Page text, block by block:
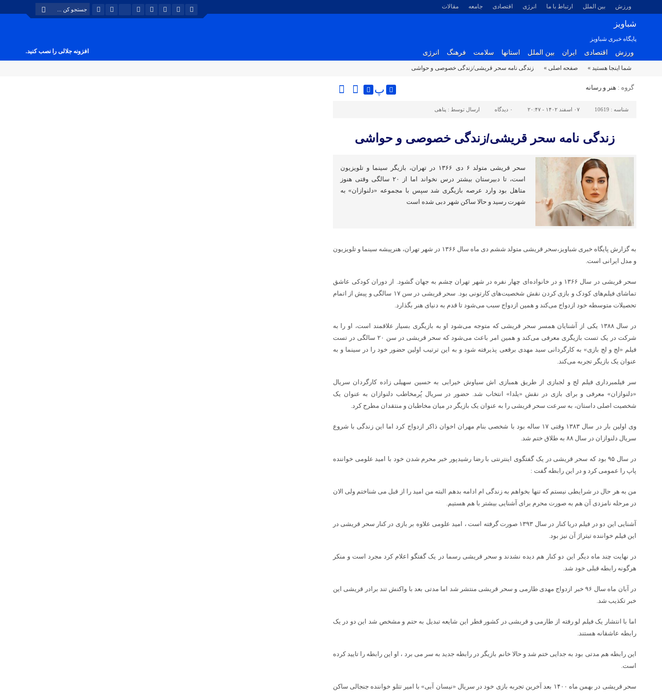
ورزش بین الملل ارتباط با ما انرژی اقتصادی جامعه مقالات
شباویز
پایگاه خبری شباویز
ورزش اقتصادی ایران بین الملل استانها سلامت فرهنگ انرژی افزونه جلالی را نصب کنید.
شما اینجا هستید » صفحه اصلی » زندگی نامه سحر قریشی/زندگی خصوصی و حواشی
گروه : هنر و رسانه پ
شناسه : 10619 ۰۷ اسفند ۱۴۰۲ - ۲۰:۴۷ ۰ دیدگاه ارسال توسط : پناهی
زندگی نامه سحر قریشی/زندگی خصوصی و حواشی
سحر قریشی متولد ۶ دی ۱۳۶۶ در تهران، بازیگر سینما و تلویزیون
است، تا دبیرستان بیشتر درس نخواند اما از ۲۰ سالگی وقتی هنوز
متاهل بود وارد عرصه بازیگری شد سپس با مجموعه «دلنوازان» به
شهرت رسید و حالا ساکن شهر دبی شده است
به گزارش پایگاه خبری شباویز،سحر قریشی متولد ششم دی ماه سال ۱۳۶۶ در شهر تهران، هنرپیشه سینما و تلویزیون
و مدل ایرانی است.
سحر قریشی در سال ۱۳۶۶ و در خانواده‌ای چهار نفره در شهر تهران چشم به جهان گشود. از دوران کودکی عاشق
تماشای فیلم‌های کودک و بازی کردن نقش شخصیت‌های کارتونی بود. سحر قریشی در سن ۱۷ سالگی و پیش از اتمام
تحصیلات متوسطه خود ازدواج می‌کند و همین ازدواج سبب می‌شود تا قدم به دنیای هنر بگذارد.
در سال ۱۳۸۸ یکی از آشنایان همسر سحر قریشی که متوجه می‌شود او به بازیگری بسیار علاقمند است، او را به
شرکت در یک تست بازیگری معرفی می‌کند و همین امر باعث می‌شود که سحر قریشی در سن ۲۰ سالگی در تست
فیلم «لج و لج بازی» به کارگردانی سید مهدی برقعی پذیرفته شود و به این ترتیب اولین حضور خود را در سینما و به
عنوان یک بازیگر تجربه می‌کند.
سر فیلمبرداری فیلم لج و لجبازی از طریق همبازی اش سیاوش خیرابی به حسین سهیلی زاده کارگردان سریال
«دلنوازان» معرفی و برای بازی در نقش «یلدا» انتخاب شد. حضور در سریال پُرمخاطب دلنوازان به عنوان یک
شخصیت اصلی داستان، به سرعت سحر قریشی را به عنوان یک بازیگر در میان مخاطبان و منتقدان مطرح کرد.
وی اولین بار در سال ۱۳۸۳ وقتی ۱۷ ساله بود با شخصی بنام مهران اخوان ذاکر ازدواج کرد اما این زندگی با شروع
سریال دلنوازان در سال ۸۸ به طلاق ختم شد.
در سال ۹۵ بود که سحر قریشی در یک گفتگوی اینترنتی با رضا رشیدپور خبر محرم شدن خود با امید علومی خواننده
پاپ را عمومی کرد و در این رابطه گفت :
من به هر حال در شرایطی نیستم که تنها بخواهم به زندگی ام ادامه بدهم البته من امید را از قبل می شناختم ولی الان
در مرحله نامزدی آن هم به صورت محرم برای آشنایی بیشتر با هم هستیم.
آشنایی این دو در فیلم دریا کنار در سال ۱۳۹۳ صورت گرفته است ، امید علومی علاوه بر بازی در کنار سحر قریشی در
این فیلم خواننده تیتراژ آن نیز بود.
در نهایت چند ماه دیگر این دو کنار هم دیده نشدند و سحر قریشی رسما در یک گفتگو اعلام کرد مجرد است و منکر
هرگونه رابطه قبلی خود شد.
در آبان ماه سال ۹۶ خبر ازدواج مهدی طارمی و سحر قریشی منتشر شد اما مدتی بعد با واکنش تند برادر قریشی این
خبر تکذیب شد.
اما با انتشار یک فیلم لو رفته از طارمی و قریشی در کشور قطر این شایعه تبدیل به حتم و مشخص شد این دو در یک
رابطه عاشقانه هستند.
این رابطه هم مدتی بود به جدایی ختم شد و حالا خانم بازیگر در رابطه جدید به سر می برد ، او این رابطه را تایید کرده
است.
سحر قریشی در بهمن ماه ۱۴۰۰ بعد آخرین تجربه بازی خود در سریال «نیسان آبی» با امیر تتلو خواننده جنجالی ساکن